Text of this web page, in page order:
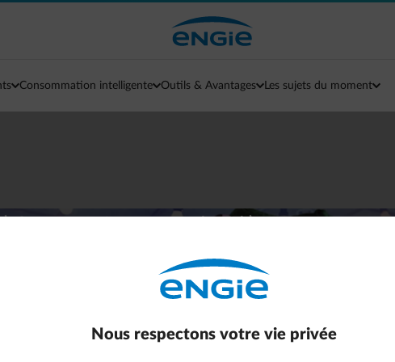
Consommation intelligente Outils & Avantages Les sujets du moment
et de l’argent
mieux.
Nous respectons votre vie privée